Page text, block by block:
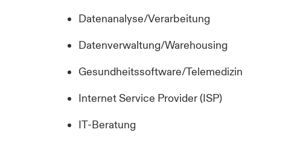
Datenanalyse/Verarbeitung
Datenverwaltung/Warehousing
Gesundheitssoftware/Telemedizin
Internet Service Provider (ISP)
IT-Beratung